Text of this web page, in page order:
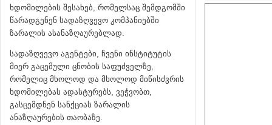
ხდომილების შესახებ, რომელსაც შემდგომში
წარადგენენ სადაზღვევო კომპანიებში
ზარალის ასანაზღაურებლად.
სადაზღვევო აგენტები, ჩვენი ინსტიტუტის
მიერ გაცემული ცნობის საფუძველზე,
რომელიც მხოლოდ და მხოლოდ მიწისძვრის
ხდომილებას ადასტურებს, ვეჭვობთ,
გასცემდნენ სანქციას ზარალის
ანაზღაურების თაობაზე.